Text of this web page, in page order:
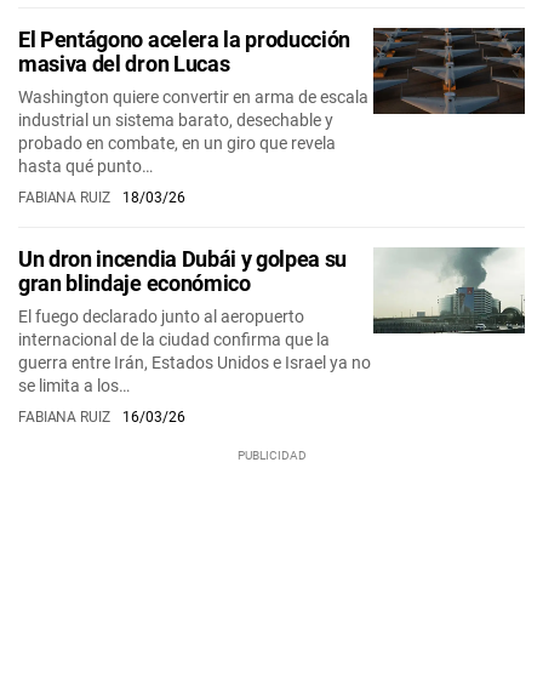
El Pentágono acelera la producción
masiva del dron Lucas
Washington quiere convertir en arma de escala
industrial un sistema barato, desechable y
probado en combate, en un giro que revela
hasta qué punto…
FABIANA RUIZ 18/03/26
Un dron incendia Dubái y golpea su
gran blindaje económico
El fuego declarado junto al aeropuerto
internacional de la ciudad confirma que la
guerra entre Irán, Estados Unidos e Israel ya no
se limita a los…
FABIANA RUIZ 16/03/26